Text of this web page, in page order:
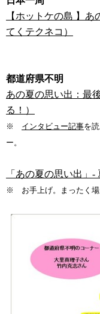
【ホットケの島 】
てくテクネコ）
都道府県不明
あの夏の思い出：最
る！）
※ インタビュー記事を
ー。
「あの夏の思い出」-
※ お手上げ。まったく場